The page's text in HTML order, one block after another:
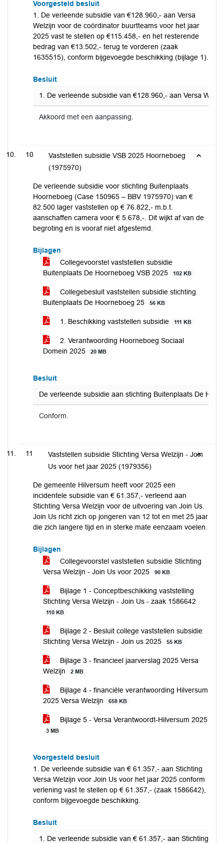
Voorgesteld besluit
1. De verleende subsidie van €128.960,- aan Versa
Welzijn voor de coördinator buurtteams voor het jaar
2025 vast te stellen op €115.458,- en het resterende
bedrag van €13.502,- terug te vorderen (zaak
1635515), conform bijgevoegde beschikking (bijlage 1).
Besluit
1. De verleende subsidie van €128.960,- aan Versa
Akkoord met een aanpassing.
10
Vaststellen subsidie VSB 2025 Hoorneboeg
(1975970)
De verleende subsidie voor stichting Buitenplaats
Hoorneboeg (Case 150965 – BBV 1975970) van €
82.500 lager vaststellen op € 76.822,- m.b.t.
aanschaffen camera voor € 5.678,-. Dit wijkt af van de
begroting en is vooraf niet afgestemd.
Bijlagen
Collegevoorstel vaststellen subsidie
Buitenplaats De Hoorneboeg VSB 2025
102 KB
Collegebesluit vaststellen subsidie stichting
Buitenplaats De Hoorneboeg 25
56 KB
1. Beschikking vaststellen subsidie 111 KB
2. Verantwoording Hoorneboeg Sociaal
Domein 2025
20 MB
Besluit
De verleende subsidie aan stichting Buitenplaats De
Conform.
11
Vaststellen subsidie Stichting Versa Welzijn - Join
Us voor het jaar 2025 (1979356)
De gemeente Hilversum heeft voor 2025 een
incidentele subsidie van € 61.357,- verleend aan
Stichting Versa Welzijn voor de uitvoering van Join Us.
Join Us richt zich op jongeren van 12 tot en met 25 jaar
die zich langere tijd en in sterke mate eenzaam voelen.
Bijlagen
Collegevoorstel vaststellen subsidie Stichting
Versa Welzijn - Join Us voor 2025
90 KB
Bijlage 1 - Conceptbeschikking vaststelling
Stichting Versa Welzijn - Join Us - zaak 1586642
110 KB
Bijlage 2 - Besluit college vaststellen subsidie
Stichting Versa Welzijn - Join us 2025
55 KB
Bijlage 3 - financieel jaarverslag 2025 Versa
Welzijn
2 MB
Bijlage 4 - financiële verantwoording Hilversum
2025 Versa Welzijn
658 KB
Bijlage 5 - Versa Verantwoordt-Hilversum 2025
3 MB
Voorgesteld besluit
1. De verleende subsidie van € 61.357,- aan Stichting
Versa Welzijn voor Join Us voor het jaar 2025 conform
verlening vast te stellen op € 61.357,- (zaak 1586642),
conform bijgevoegde beschikking.
Besluit
1. De verleende subsidie van € 61.357,- aan Stichting